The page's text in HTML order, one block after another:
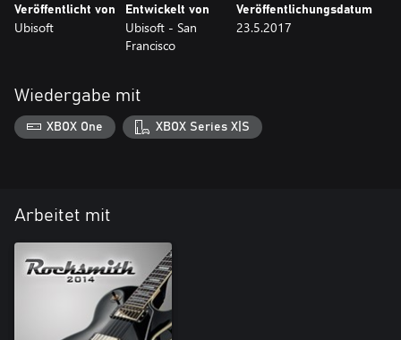
Veröffentlicht von
Ubisoft
Entwickelt von
Ubisoft - San
Francisco
Veröffentlichungsdatum
23.5.2017
Wiedergabe mit
XBOX One XBOX Series X|S
Arbeitet mit